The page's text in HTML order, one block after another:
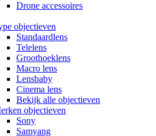
Drone accessoires
objectieven
Standaardlens
Telelens
Groothoeklens
Macro lens
Lensbaby
Cinema lens
Bekijk alle objectieven
objectieven
Sony
Samyang